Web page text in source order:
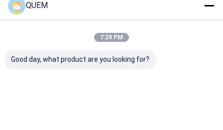
Συνιστώμενα Προϊόντα
QUEM
7:29 PM
Good day, what product are you looking for?